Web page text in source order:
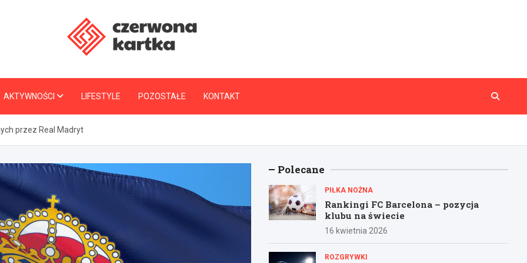
CzerwonaKartka.pl
AKTYWNOŚCI LIFESTYLE POZOSTAŁE KONTAKT
przez Real Madryt
Polecane
PIŁKA NOŻNA
Rankingi FC Barcelona – pozycja
klubu na świecie
16 kwietnia 2026
ROZGRYWKI